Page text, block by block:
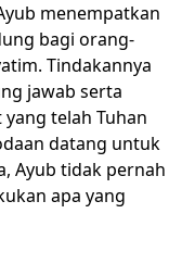
menempatkan
bagi orang-
Tindakannya
jawab serta
telah Tuhan
datang untuk
Ayub tidak pernah
apa yang